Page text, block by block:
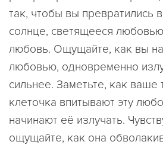
так, чтобы вы превратились
солнце, светящееся
любовь. Ощущайте, как вы
любовью, одновременно
сильнее. Заметьте, как
клеточка впитывают эту
начинают её излучать.
ощущайте, как она